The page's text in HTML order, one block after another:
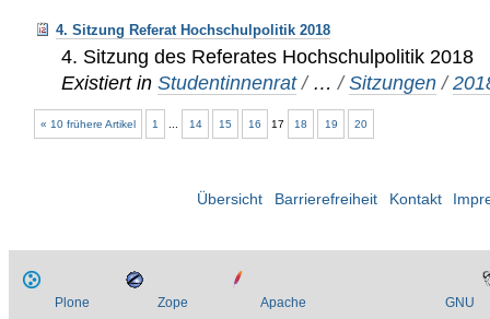
4. Sitzung Referat Hochschulpolitik 2018
4. Sitzung des Referates Hochschulpolitik 2018
Existiert in Studentinnenrat / …/Sitzungen /
« 10 frühere Artikel 1 14 15 16 17 18 19 20
Übersicht Barrierefreiheit Kontakt
Plone Zope Apache GNU